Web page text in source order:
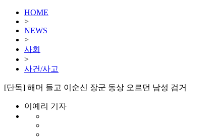
HOME
>
NEWS
>
사회
>
사건/사고
[단독] 해머 들고 이순신 장군 동상 오르던 남성 검거
이예리 기자